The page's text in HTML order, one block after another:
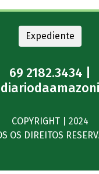
Expediente
69 2182.3434 |
COPYRIGHT | 2024
OS DIREITOS